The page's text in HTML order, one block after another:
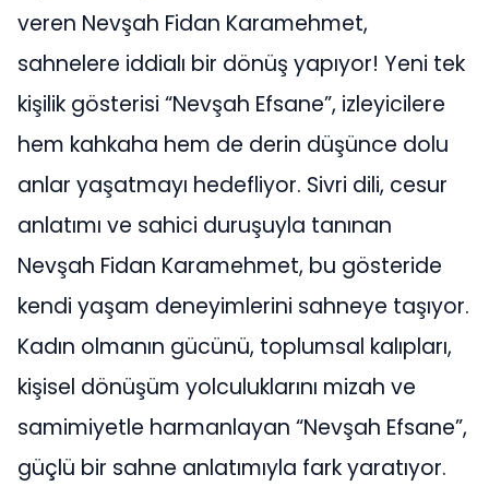
veren Nevşah Fidan Karamehmet,
sahnelere iddialı bir dönüş yapıyor! Yeni tek
kişilik gösterisi “Nevşah Efsane”, izleyicilere
hem kahkaha hem de derin düşünce dolu
anlar yaşatmayı hedefliyor. Sivri dili, cesur
anlatımı ve sahici duruşuyla tanınan
Nevşah Fidan Karamehmet, bu gösteride
kendi yaşam deneyimlerini sahneye taşıyor.
Kadın olmanın gücünü, toplumsal kalıpları,
kişisel dönüşüm yolculuklarını mizah ve
samimiyetle harmanlayan “Nevşah Efsane”,
güçlü bir sahne anlatımıyla fark yaratıyor.